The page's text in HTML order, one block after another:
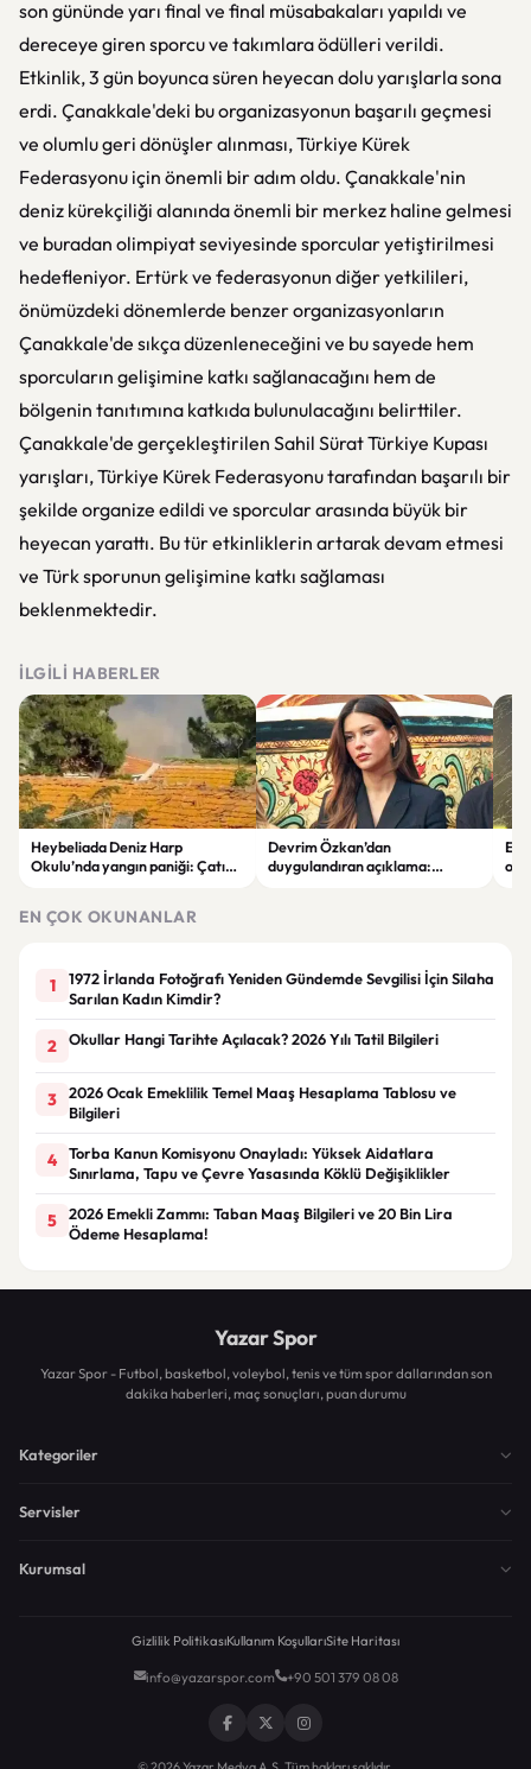
son gününde yarı final ve final müsabakaları yapıldı ve
dereceye giren sporcu ve takımlara ödülleri verildi.
Etkinlik, 3 gün boyunca süren heyecan dolu yarışlarla sona
erdi. Çanakkale'deki bu organizasyonun başarılı geçmesi
ve olumlu geri dönüşler alınması, Türkiye Kürek
Federasyonu için önemli bir adım oldu. Çanakkale'nin
deniz kürekçiliği alanında önemli bir merkez haline gelmesi
ve buradan olimpiyat seviyesinde sporcular yetiştirilmesi
hedefleniyor. Ertürk ve federasyonun diğer yetkilileri,
önümüzdeki dönemlerde benzer organizasyonların
Çanakkale'de sıkça düzenleneceğini ve bu sayede hem
sporcuların gelişimine katkı sağlanacağını hem de
bölgenin tanıtımına katkıda bulunulacağını belirttiler.
Çanakkale'de gerçekleştirilen Sahil Sürat Türkiye Kupası
yarışları, Türkiye Kürek Federasyonu tarafından başarılı bir
şekilde organize edildi ve sporcular arasında büyük bir
heyecan yarattı. Bu tür etkinliklerin artarak devam etmesi
ve Türk sporunun gelişimine katkı sağlaması
beklenmektedir.
İLGILI HABERLER
Heybeliada Deniz Harp
Okulu’nda yangın paniği: Çatıda
Devrim Özkan’dan
duygulandıran açıklama:
EN ÇOK OKUNANLAR
1
1972 İrlanda Fotoğrafı Yeniden Gündemde Sevgilisi İçin Silaha
Sarılan Kadın Kimdir?
2 Okullar Hangi Tarihte Açılacak? 2026 Yılı Tatil Bilgileri
3
2026 Ocak Emeklilik Temel Maaş Hesaplama Tablosu ve
Bilgileri
4
Torba Kanun Komisyonu Onayladı: Yüksek Aidatlara
Sınırlama, Tapu ve Çevre Yasasında Köklü Değişiklikler
5
2026 Emekli Zammı: Taban Maaş Bilgileri ve 20 Bin Lira
Ödeme Hesaplama!
Yazar Spor
Yazar Spor - Futbol, basketbol, voleybol, tenis ve tüm spor dallarından son
dakika haberleri, maç sonuçları, puan durumu
Kategoriler
Servisler
Kurumsal
Gizlilik PolitikasıKullanım KoşullarıSite Haritası
info@yazarspor.com +90 501 379 08 08